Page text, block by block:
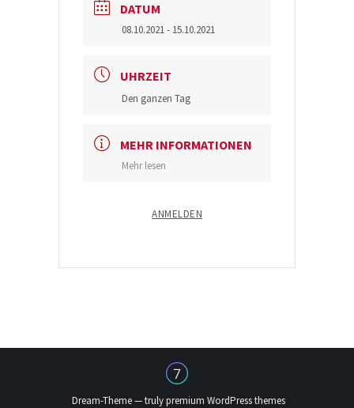
DATUM
08.10.2021- 15.10.2021
UHRZEIT
Den ganzen Tag
MEHR INFORMATIONEN
Mehr lesen
ANMELDEN
Dream-Theme — trulypremium WordPress themes